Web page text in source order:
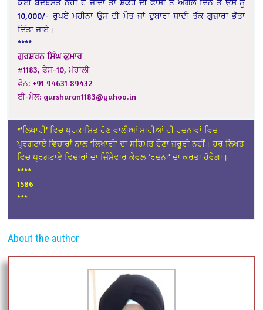
ਕੋਈ ਬੰਦੋਬਸਤ ਨਹੀਂ ਹੋ ਜਾਂਦਾ ਤਾਂ ਸ਼ੰਕਰ ਦੀ ਫਾਸੀ ਤੋਂ ਅਗਲੇ ਦਿਨ ਤੋਂ ਉਸ ਨੂੰ
10,000/- ਰੁਪਏ ਮਹੀਨਾ ਉਸ ਦੀ ਮੌਤ ਜਾਂ ਦੁਬਾਰਾ ਸ਼ਾਦੀ ਤੱਕ ਗੁਜ਼ਾਰਾ ਭੱਤਾ
ਦਿੱਤਾ ਜਾਏ।
****
ਗੁਰਸ਼ਰਨ ਸਿੰਘ ਕੁਮਾਰ
#1183, ਫੇਸ-10, ਮੋਹਾਲੀ
ਫੋਨ: +91 94631 89432
ਈ-ਮੇਲ: gursharan1183@yahoo.in
*’ਲਿਖਾਰੀ’ ਵਿਚ ਪ੍ਰਕਾਸ਼ਿਤ ਹੋਣ ਵਾਲੀਆਂ ਸਾਰੀਆਂ ਹੀ ਰਚਨਾਵਾਂ ਵਿਚ
ਪ੍ਰਗਟਾਏ ਵਿਚਾਰਾਂ ਨਾਲ ‘ਲਿਖਾਰੀ’ ਦਾ ਸਹਿਮਤ ਹੋਣਾ ਜ਼ਰੂਰੀ ਨਹੀਂ। ਹਰ ਲਿਖਤ
ਵਿਚ ਪ੍ਰਗਟਾਏ ਵਿਚਾਰਾਂ ਦਾ ਜ਼ਿੰਮੇਵਾਰ ਕੇਵਲ ‘ਰਚਨਾ’ ਦਾ ਕਰਤਾ ਹੋਵੇਗਾ।
****
1586
***
About the author